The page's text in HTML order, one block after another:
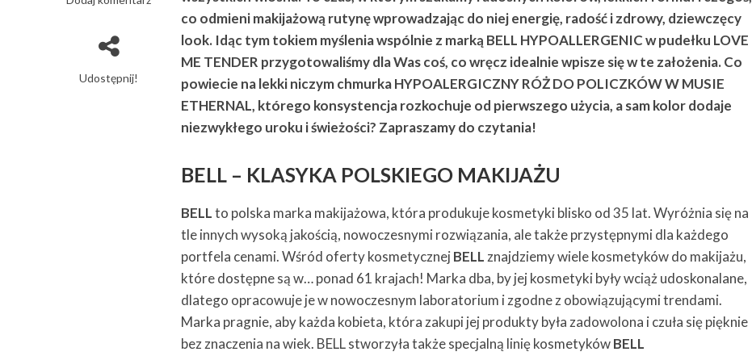
Udostępnij!
co odmieni makijażową rutynę wprowadzając do niej energię, radość i zdrowy, dziewczęcy
look. Idąc tym tokiem myślenia wspólnie z marką BELL HYPOALLERGENIC w pudełku LOVE
ME TENDER przygotowaliśmy dla Was coś, co wręcz idealnie wpisze się w te założenia. Co
powiecie na lekki niczym chmurka HYPOALERGICZNY RÓŻ DO POLICZKÓW W MUSIE
ETHERNAL, którego konsystencja rozkochuje od pierwszego użycia, a sam kolor dodaje
niezwykłego uroku i świeżości? Zapraszamy do czytania!
BELL – KLASYKA POLSKIEGO MAKIJAŻU
BELLto polska marka makijażowa, która produkuje kosmetyki blisko od 35 lat. Wyróżnia się na
tle innych wysoką jakością, nowoczesnymi rozwiązania, ale także przystępnymi dla każdego
portfela cenami. Wśród oferty kosmetycznejBELLznajdziemy wiele kosmetyków do makijażu,
które dostępne są w… ponad 61 krajach! Marka dba, by jej kosmetyki były wciąż udoskonalane,
dlatego opracowuje je w nowoczesnym laboratorium i zgodne z obowiązującymi trendami.
Marka pragnie, aby każda kobieta, która zakupi jej produkty była zadowolona i czuła się pięknie
bez znaczenia na wiek. BELL stworzyła także specjalną linię kosmetykówBELL